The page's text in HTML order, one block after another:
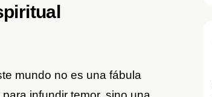
mundo no es una fábula